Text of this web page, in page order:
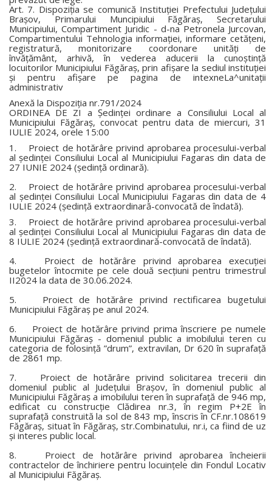
Art. 7. Dispoziţia se comunică Instituţiei Prefectului Judeţului
Braşov, Primarului Muncipiului Făgăraş, Secretarului
Municipiului, Compartiment Juridic - d-na Petronela Jurcovan,
Compartimentului Tehnologia informaţiei, informare cetăţeni,
registratură, monitorizare coordonare unităţi de
învăţământ, arhivă, în vederea aducerii la cunoştinţă
locuitorilor Municipiului Făgăraş, prin afişare la sediul instituţiei
şi pentru afişare pe pagina de intexneLa^unitaţii
administrativ
Anexă la Dispoziţia nr.791/2024
ORDINEA DE ZI a Şedinţei ordinare a Consiliului Local al
Municipiului Făgăraş, convocat pentru data de miercuri, 31
IULIE 2024, orele 15:00
1. Proiect de hotărâre privind aprobarea procesului-verbal
al şedinţei Consiliului Local al Municipiului Fagaras din data de
27 IUNIE 2024 (şedinţă ordinară).
2. Proiect de hotărâre privind aprobarea procesului-verbal
al şedinţei Consiliului Local Municipiului Fagaras din data de 4
IULIE 2024 (şedinţă extraordinară-convocată de îndată).
3. Proiect de hotărâre privind aprobarea procesului-verbal
al şedinţei Consiliului Local al Municipiului Fagaras din data de
8 IULIE 2024 (şedinţă extraordinară-convocată de îndată).
4. Proiect de hotărâre privind aprobarea execuţiei
bugetelor întocmite pe cele două secţiuni pentru trimestrul
II2024 la data de 30.06.2024.
5. Proiect de hotărâre privind rectificarea bugetului
Municipiului Făgăraş pe anul 2024.
6. Proiect de hotărâre privind prima înscriere pe numele
Municipiului Făgăraş - domeniul public a imobilului teren cu
categoria de folosinţă ”drum”, extravilan, Dr 620 în suprafaţă
de 2861 mp.
7. Proiect de hotărâre privind solicitarea trecerii din
domeniul public al Judeţului Braşov, în domeniul public al
Municipiului Făgăraş a imobilului teren în suprafaţă de 946 mp,
edificat cu construcţie Clădirea nr.3, în regim P+2E în
suprafaţă construită la sol de 843 mp, înscris în CF.nr.108619
Făgăraş, situat în Făgăraş, str.Combinatului, nr.i, ca fiind de uz
şi interes public local.
8. Proiect de hotărâre privind aprobarea încheierii
contractelor de închiriere pentru locuinţele din Fondul Locativ
al Municipiului Făgăraş.